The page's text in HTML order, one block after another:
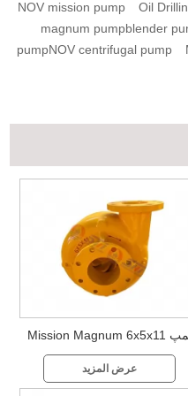
NOV mission pump Oil
magnum pumpblender
pumpNOV centrifugal pump
پمپ Mission Magnum 6x5x11
برای حفاری نفت
عرض المزيد